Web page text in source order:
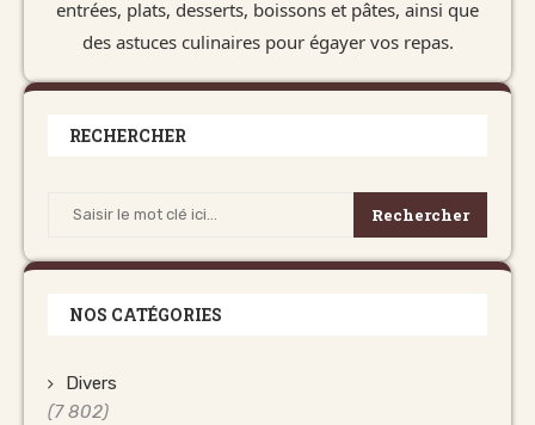
entrées, plats, desserts, boissons et pâtes, ainsi que
des astuces culinaires pour égayer vos repas.
RECHERCHER
Rechercher
NOS CATÉGORIES
Divers
(7 802)